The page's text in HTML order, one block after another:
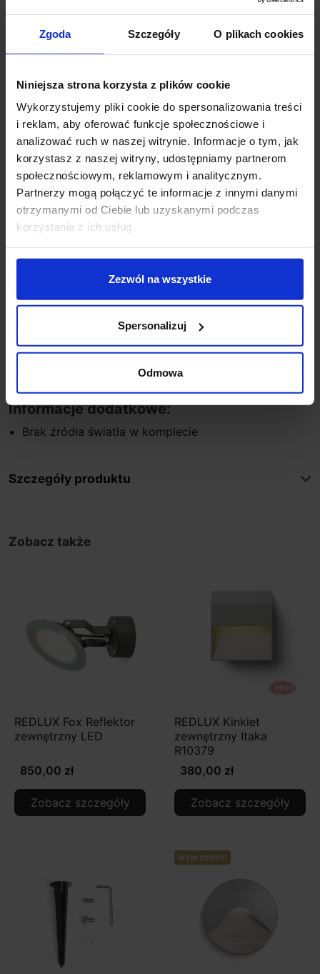
Zgoda Szczegóły O plikach cookies
Niniejsza strona korzysta z plików cookie
Wykorzystujemy pliki cookie do spersonalizowania treści
i reklam, aby oferować funkcje społecznościowe i
analizować ruch w naszej witrynie. Informacje o tym, jak
korzystasz z naszej witryny, udostępniamy partnerom
społecznościowym, reklamowym i analitycznym.
Partnerzy mogą połączyć te informacje z innymi danymi
otrzymanymi od Ciebie lub uzyskanymi podczas
korzystania z ich usług.
Zezwól na wszystkie
Spersonalizuj
Odmowa
Opis
REDLUX HEAVY DUTY R11948to aluminiowy reflektor
zewnętrzny, z kablem o długości 1,5 metra bez
zakończenia. Lampa wykończona jest w kolorze
antracyt i jako źródło światła wykorzystuje żarówkę
GU10 o mocy 50W. Do lampy można dokupić klin
ziemny (nr artykułu R11755). Reflektor sprawdzi się w
ogrodzie do oświetlenia roślinności.
Parametry techniczne:
Źródło światłaGU10
Średnica9,4 cm
Klasa szczelnościIP65
Informacje dodatkowe:
Brak źródła światła w komplecie
Szczegóły produktu
Zobacz także
REDLUX Fox Reflektor
zewnętrzny LED
850,00 zł
Zobacz szczegóły
REDLUX Kinkiet
zewnętrzny Itaka
R10379
380,00 zł
Zobacz szczegóły
Wyprzedaż!